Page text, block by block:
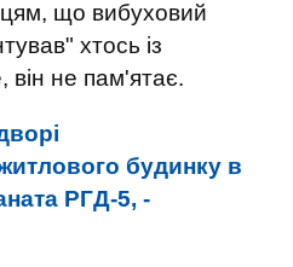
що вибуховий
хтось із
він не пам'ятає.
будинку в
РГД-5, -